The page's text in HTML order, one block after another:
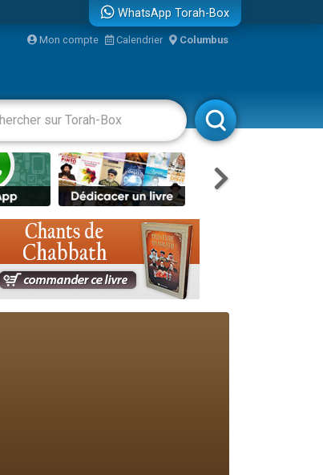
WhatsApp Torah-Box
Mon compte Calendrier Columbus
Livres Rabbanim